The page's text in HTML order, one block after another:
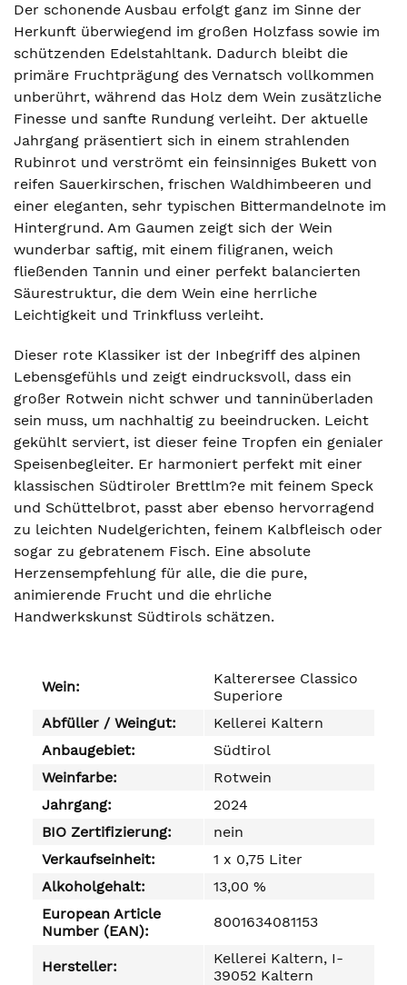
Der schonende Ausbau erfolgt ganz im Sinne der
Herkunft überwiegend im großen Holzfass sowie im
schützenden Edelstahltank. Dadurch bleibt die
primäre Fruchtprägung des Vernatsch vollkommen
unberührt, während das Holz dem Wein zusätzliche
Finesse und sanfte Rundung verleiht. Der aktuelle
Jahrgang präsentiert sich in einem strahlenden
Rubinrot und verströmt ein feinsinniges Bukett von
reifen Sauerkirschen, frischen Waldhimbeeren und
einer eleganten, sehr typischen Bittermandelnote im
Hintergrund. Am Gaumen zeigt sich der Wein
wunderbar saftig, mit einem filigranen, weich
fließenden Tannin und einer perfekt balancierten
Säurestruktur, die dem Wein eine herrliche
Leichtigkeit und Trinkfluss verleiht.
Dieser rote Klassiker ist der Inbegriff des alpinen
Lebensgefühls und zeigt eindrucksvoll, dass ein
großer Rotwein nicht schwer und tanninüberladen
sein muss, um nachhaltig zu beeindrucken. Leicht
gekühlt serviert, ist dieser feine Tropfen ein genialer
Speisenbegleiter. Er harmoniert perfekt mit einer
klassischen Südtiroler Brettlm?e mit feinem Speck
und Schüttelbrot, passt aber ebenso hervorragend
zu leichten Nudelgerichten, feinem Kalbfleisch oder
sogar zu gebratenem Fisch. Eine absolute
Herzensempfehlung für alle, die die pure,
animierende Frucht und die ehrliche
Handwerkskunst Südtirols schätzen.
Wein:
Kalterersee Classico
Superiore
Abfüller / Weingut:
Kellerei Kaltern
Anbaugebiet:
Südtirol
Weinfarbe:
Rotwein
Jahrgang:
2024
BIO Zertifizierung:
nein
Verkaufseinheit:
1 x 0,75 Liter
Alkoholgehalt:
13,00 %
European Article
Number (EAN):
8001634081153
Hersteller:
Kellerei Kaltern, I-
39052 Kaltern